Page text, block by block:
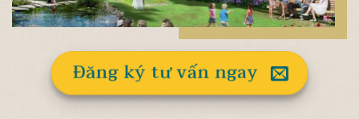
Đăng ký tư vấn ngay